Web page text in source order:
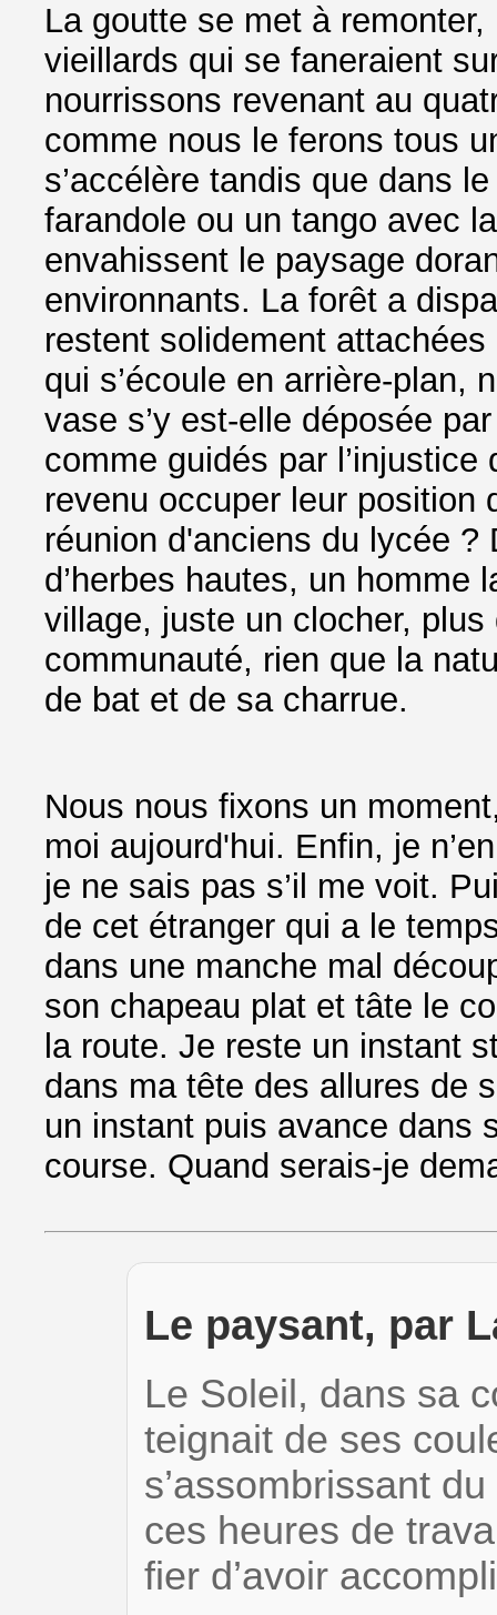
La goutte se met à
vieillards qui se faneraient
nourrissons revenant au
comme nous le ferons tous
s’accélère tandis que dans
farandole ou un tango avec
envahissent le paysage
environnants. La forêt a
restent solidement
qui s’écoule en arrière-plan,
vase s’y est-elle déposée
comme guidés par
revenu occuper leur position
réunion d'anciens du lycée
d’herbes hautes, un homme
village, juste un clocher,
communauté, rien que la
de bat et de sa charrue.
Nous nous fixons un
moi aujourd'hui. Enfin, je
je ne sais pas s’il me voit.
de cet étranger qui a le
dans une manche mal
son chapeau plat et tâte le
la route. Je reste un instant
dans ma tête des allures de
un instant puis avance dans
course. Quand serais-je
Le paysant, par
Le Soleil, dans sa
teignait de ses
s’assombrissant
ces heures de
fier d’avoir